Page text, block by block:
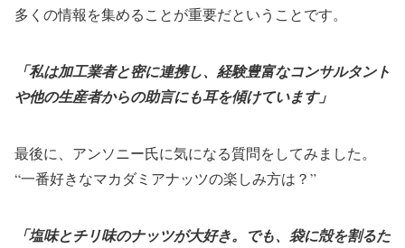
多くの情報を集めることが重要だということです。
「私は加工業者と密に連携し、経験豊富なコンサルタント
や他の生産者からの助言にも耳を傾けています」
最後に、アンソニー氏に気になる質問をしてみました。
“一番好きなマカダミアナッツの楽しみ方は？”
「塩味とチリ味のナッツが大好き。でも、袋に殻を割るた